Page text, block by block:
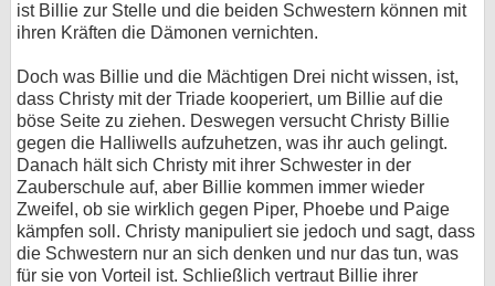
ist Billie zur Stelle und die beiden Schwestern können mit
ihren Kräften die Dämonen vernichten.
Doch was Billie und die Mächtigen Drei nicht wissen, ist,
dass Christy mit der Triade kooperiert, um Billie auf die
böse Seite zu ziehen. Deswegen versucht Christy Billie
gegen die Halliwells aufzuhetzen, was ihr auch gelingt.
Danach hält sich Christy mit ihrer Schwester in der
Zauberschule auf, aber Billie kommen immer wieder
Zweifel, ob sie wirklich gegen Piper, Phoebe und Paige
kämpfen soll. Christy manipuliert sie jedoch und sagt, dass
die Schwestern nur an sich denken und nur das tun, was
für sie von Vorteil ist. Schließlich vertraut Billie ihrer
Kontakt
Nutzungsbedingungen
Datenschutz
Cookie-Einstellungen
Impressum
Desktop-Ansicht